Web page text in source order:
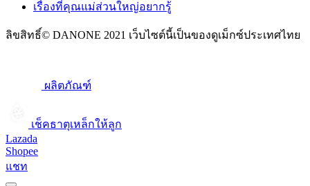
เรื่องที่คุณแม่ส่วนใหญ่อยากรู้
ลิขสิทธิ์© DANONE 2021 เว็บไซต์นี้เป็นของดูเม็กซ์ประเทศไทย
ผลิตภัณฑ์
เช็คธาตุเหล็กให้ลูก​
Lazada
Shopee
แชท